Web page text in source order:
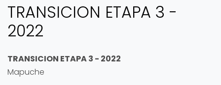
TRANSICION ETAPA 3 -
2022
TRANSICION ETAPA 3 - 2022
Mapuche